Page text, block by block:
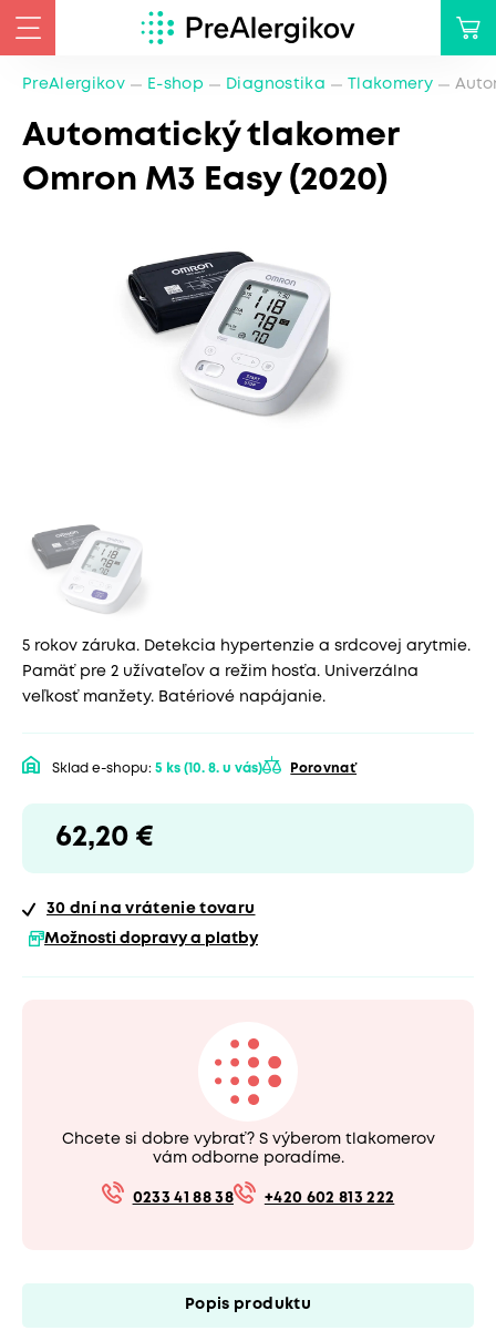
PreAlergikov E-shop Diagnostika Tlakomery
Automatický tlakomer
Omron M3 Easy (2020)
5 rokov záruka. Detekcia hypertenzie a srdcovej arytmie.
Pamäť pre 2 užívateľov a režim hosťa. Univerzálna
veľkosť manžety. Batériové napájanie.
Sklad e-shopu: 5 ks (10. 8. u vás) Porovnať
62,20 €
30 dní na vrátenie tovaru
Možnosti dopravy a platby
Chcete si dobre vybrať? S výberom tlakomerov
vám odborne poradíme.
0233 41 88 38 +420 602 813 222
Popis produktu